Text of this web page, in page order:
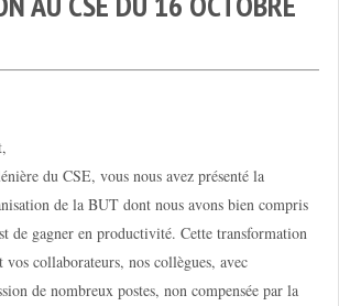
du CSE, vous nous avez présenté la
de la BUT dont nous avons bien compris
de gagner en productivité. Cette transformation
collaborateurs, nos collègues, avec
de nombreux postes, non compensée par la